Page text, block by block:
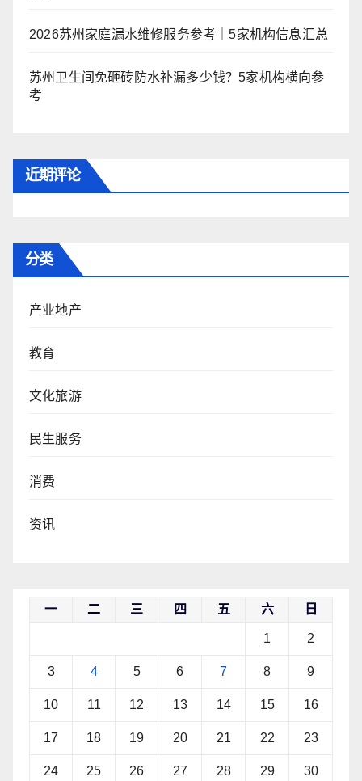
2026苏州家庭漏水维修服务参考｜5家机构信息汇总
苏州卫生间免砸砖防水补漏多少钱？5家机构横向参
考
近期评论
分类
产业地产
教育
文化旅游
民生服务
消费
资讯
一 二 三 四 五 六 日
1 2
3 4 5 6 7 8 9
10 11 12 13 14 15 16
17 18 19 20 21 22 23
24 25 26 27 28 29 30